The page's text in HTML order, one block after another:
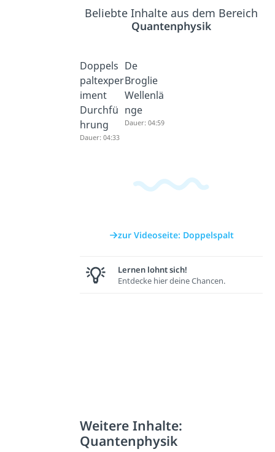
Beliebte Inhalte aus dem Bereich
Quantenphysik
Doppels
paltexper
iment
Durchfü
hrung
Dauer: 04:33
De
Broglie
Wellenlä
nge
Dauer: 04:59
zur Videoseite: Doppelspalt
Lernen lohnt sich!
Entdecke hier deine Chancen.
Weitere Inhalte:
Quantenphysik